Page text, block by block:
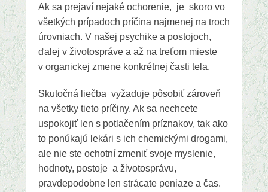
Ak sa prejaví nejaké ochorenie, je skoro vo
všetkých prípadoch príčina najmenej na troch
úrovniach. V našej psychike a postojoch,
ďalej v životospráve a až na treťom mieste
v organickej zmene konkrétnej časti tela.
Skutočná liečba vyžaduje pôsobiť zároveň
na všetky tieto príčiny. Ak sa nechcete
uspokojiť len s potlačením príznakov, tak ako
to ponúkajú lekári s ich chemickými drogami,
ale nie ste ochotní zmeniť svoje myslenie,
hodnoty, postoje a životosprávu,
pravdepodobne len strácate peniaze a čas.